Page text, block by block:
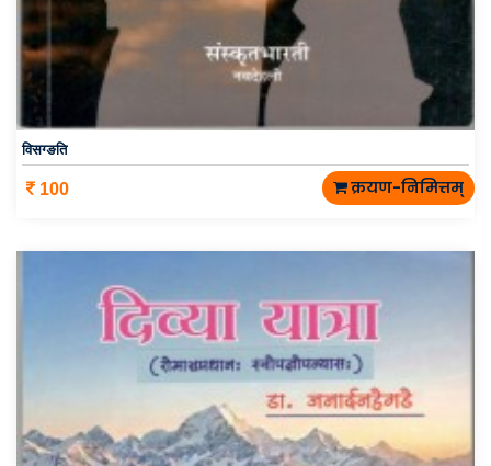
विसग्ङति
100 क्रयण-निमित्तम्